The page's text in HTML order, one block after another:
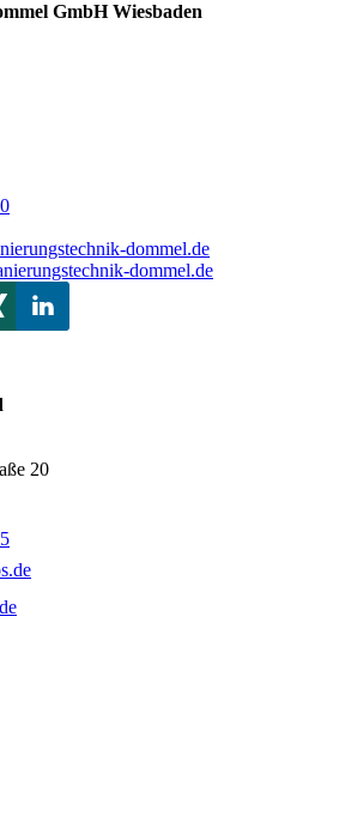
GmbH Wiesbaden
dommel.de
dommel.de
20